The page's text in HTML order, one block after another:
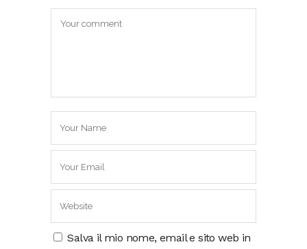
Salva il mio nome, email e sito web in